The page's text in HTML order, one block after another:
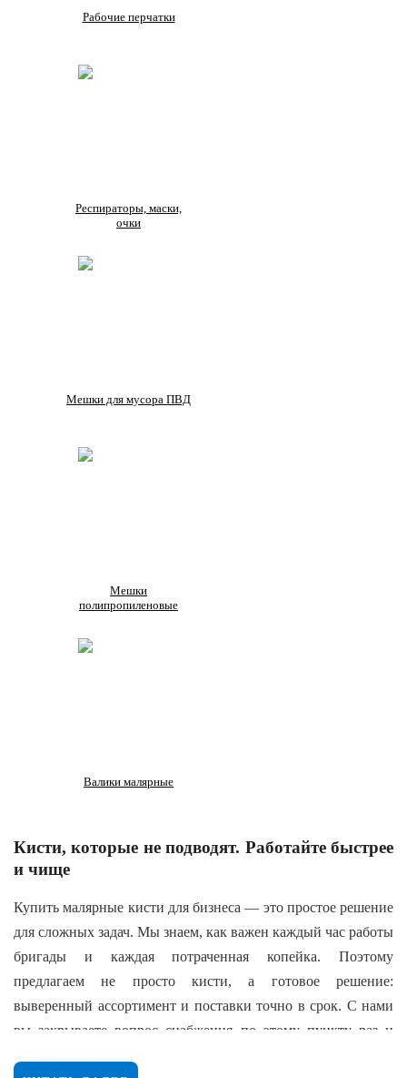
Рабочие перчатки
Респираторы, маски,
очки
Мешки для мусора ПВД
Мешки
полипропиленовые
Валики малярные
Кисти, которые не подводят. Работайте быстрее
и чище
Купить малярные кисти для бизнеса — это простое решение
для сложных задач. Мы знаем, как важен каждый час работы
бригады и каждая потраченная копейка. Поэтому
предлагаем не просто кисти, а готовое решение:
выверенный ассортимент и поставки точно в срок. С нами
вы закрываете вопрос снабжения по этому пункту раз и